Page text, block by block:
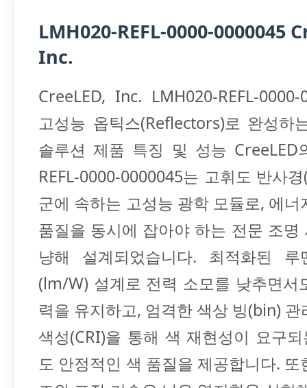
LMH020-REFL-0000-0000045
Inc.
CreeLED, Inc. LMH020-REFL-
고성능 옵틱스(Reflectors)로 완성하
솔루션 제품 특징 및 성능 CreeLED
REFL-0000-0000045는 고휘도 반사
군에 속하는 고성능 광학 모듈로, 에너
품질을 동시에 잡아야 하는 전문 조명
냥해 설계되었습니다. 최적화된
(lm/W) 설계로 전력 소모를 낮추면서
력을 유지하고, 엄격한 색상 빙(bin) 관
색성(CRI)을 통해 색 재현성이 요구
도 안정적인 색 품질을 제공합니다. 또